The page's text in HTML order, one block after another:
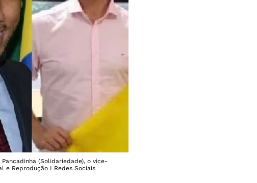
(Solidariedade), o vice-
e Reprodução I Redes Sociais